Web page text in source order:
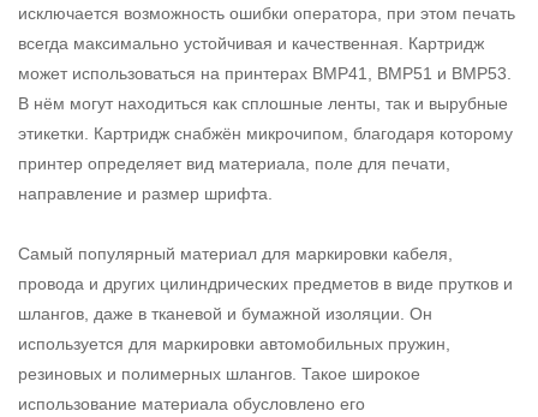
исключается возможность ошибки оператора, при этом печать
всегда максимально устойчивая и качественная. Картридж
может использоваться на принтерах BMP41, BMP51 и BMP53.
В нём могут находиться как сплошные ленты, так и вырубные
этикетки. Картридж снабжён микрочипом, благодаря которому
принтер определяет вид материала, поле для печати,
направление и размер шрифта.
Самый популярный материал для маркировки кабеля,
провода и других цилиндрических предметов в виде прутков и
шлангов, даже в тканевой и бумажной изоляции. Он
используется для маркировки автомобильных пружин,
резиновых и полимерных шлангов. Такое широкое
использование материала обусловлено его